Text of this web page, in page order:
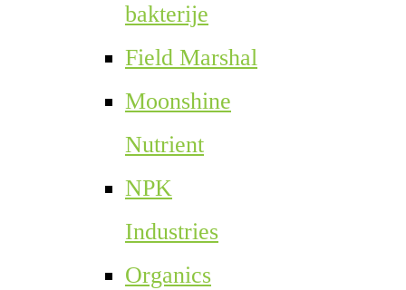
bakterije
Field Marshal
Moonshine
Nutrient
NPK
Industries
Organics